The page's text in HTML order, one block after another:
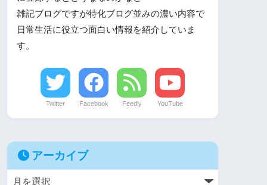
雑記ブログですが特化ブログ並みの濃い内容で
日常生活に役立つ面白い情報を紹介していま
す。
Twitter Facebook Feedly YouTube
アーカイブ